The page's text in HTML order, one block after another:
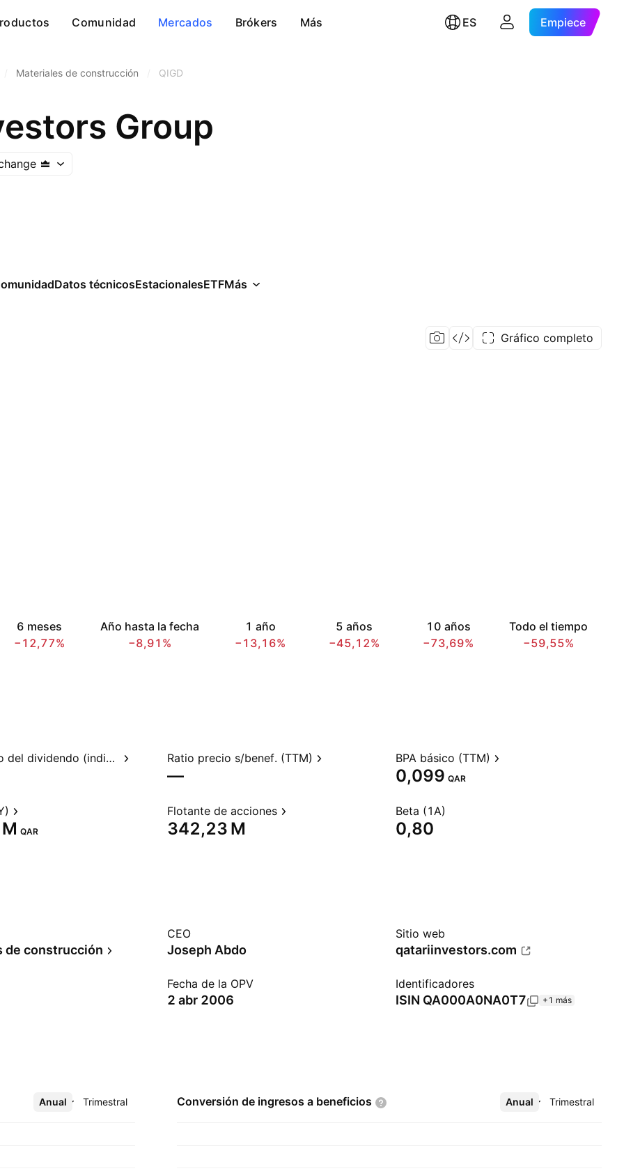
Comunidad Mercados Brókers Más ES Empiece
Materiales de construcción QIGD
Group
Datos técnicosEstacionalesETFMás
Gráfico completo
6 meses
−12,77%
Año hasta la fecha
−8,91%
1 año
−13,16%
5 años
−45,12%
10 años
−73,69%
Todo el tiempo
−59,55%
Rendimiento del dividendo (indicado) Ratio precio s/benef. (TTM)
—
BPA básico (TTM)
0,099 QAR
QAR
Flotante de acciones
‪342,23 M‬
Beta (1A)
0,80
de construcción
CEO
Joseph Abdo
Sitio web
qatariinvestors.com
Fecha de la OPV
2 abr 2006
Identificadores
ISIN QA000A0NA0T7 +1 más
Anual Trimestral
Más Conversión de ingresos a beneficios Anual Trimestral
Más